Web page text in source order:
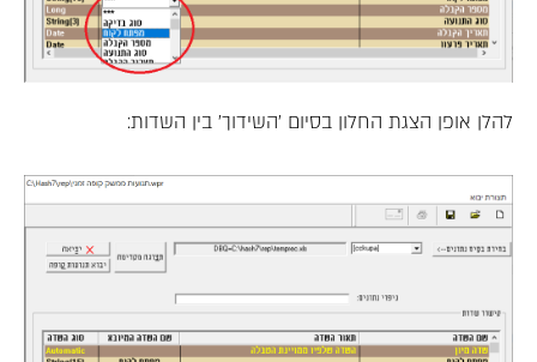
להלן אופן הצגת החלון בסיום 'השידוך' בין השדות: